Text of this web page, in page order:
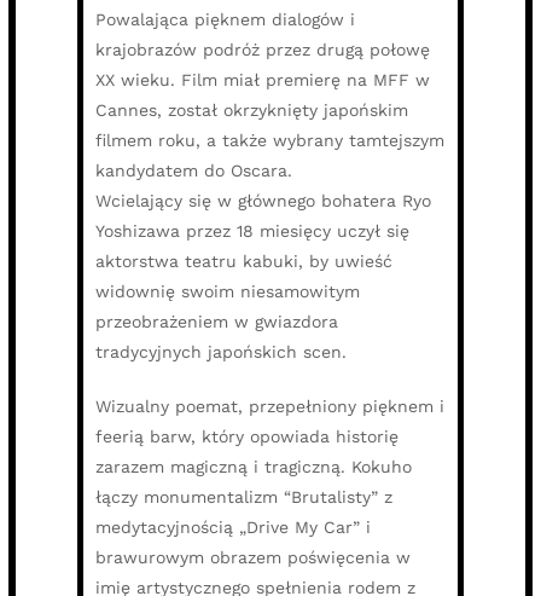
Powalająca pięknem dialogów i
krajobrazów podróż przez drugą połowę
XX wieku. Film miał premierę na MFF w
Cannes, został okrzyknięty japońskim
filmem roku, a także wybrany tamtejszym
kandydatem do Oscara.
Wcielający się w głównego bohatera Ryo
Yoshizawa przez 18 miesięcy uczył się
aktorstwa teatru kabuki, by uwieść
widownię swoim niesamowitym
przeobrażeniem w gwiazdora
tradycyjnych japońskich scen.
Wizualny poemat, przepełniony pięknem i
feerią barw, który opowiada historię
zarazem magiczną i tragiczną. Kokuho
łączy monumentalizm “Brutalisty” z
medytacyjnością „Drive My Car” i
brawurowym obrazem poświęcenia w
imię artystycznego spełnienia rodem z